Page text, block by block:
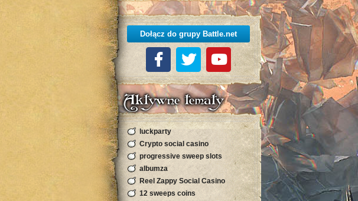
Dołącz do grupy Battle.net
Aktywne tematy
luckparty
Crypto social casino
progressive sweep slots
albumza
Reel Zappy Social Casino
12 sweeps coins